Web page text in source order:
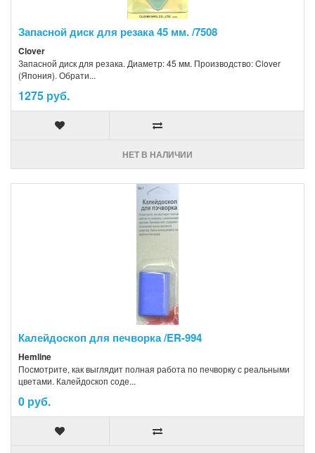
Запасной диск для резака 45 мм. /7508
Clover
Запасной диск для резака. Диаметр: 45 мм. Производство: Clover
(Япония). Обрати...
1275 руб.
НЕТ В НАЛИЧИИ
Калейдоскоп для печворка /ER-994
Hemline
Посмотрите, как выглядит полная работа по печворку с реальными
цветами. Калейдоскоп соде...
0 руб.